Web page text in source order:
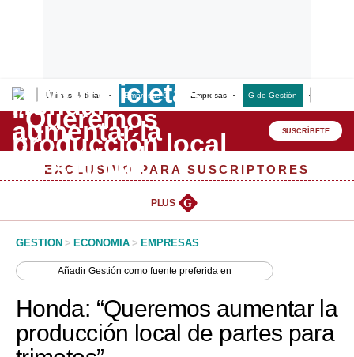
Últimas Noticias Empresas G Empresas G de Gestión
Lo último
Peru Quiosco
Management & Empleo
Perú
Política
SUSCRÍBETE
EXCLUSIVO PARA SUSCRIPTORES
PLUS G
GESTION > ECONOMIA > EMPRESAS
AñadirGestión como fuente preferida en
Honda: “Queremos aumentar la
producción local de partes para